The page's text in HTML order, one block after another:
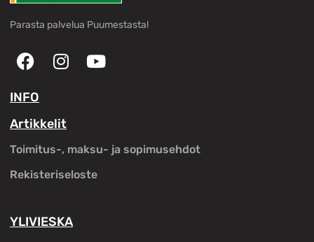
Parasta palvelua Puumestasta!
INFO
Artikkelit
Toimitus-, maksu- ja sopimusehdot
Rekisteriseloste
YLIVIESKA